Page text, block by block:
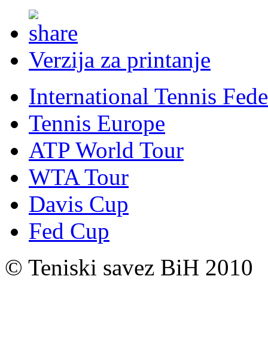
Verzija za printanje
International Tennis
Tennis Europe
ATP World Tour
WTA Tour
Davis Cup
Fed Cup
© Teniski savez BiH 2010